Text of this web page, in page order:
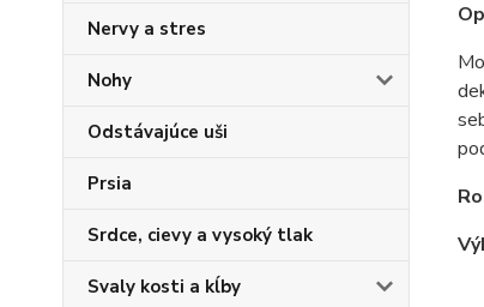
Nervy a stres
Nohy
Odstávajúce uši
Prsia
Srdce, cievy a vysoký tlak
Svaly kosti a kĺby